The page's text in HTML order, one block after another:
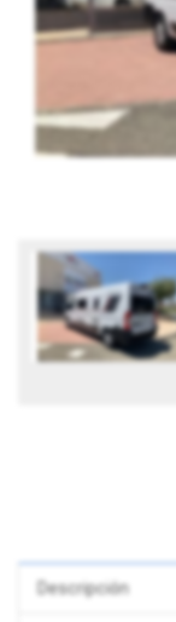
Descripción